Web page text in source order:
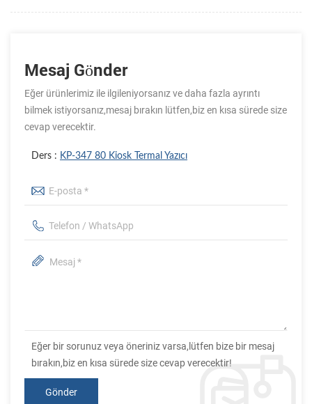
Mesaj Gönder
Eğer ürünlerimiz ile ilgileniyorsanız ve daha fazla ayrıntı
bilmek istiyorsanız,mesaj bırakın lütfen,biz en kısa sürede size
cevap verecektir.
Ders : KP-347 80 Kiosk Termal Yazıcı
Eğer bir sorunuz veya öneriniz varsa,lütfen bize bir mesaj
bırakın,biz en kısa sürede size cevap verecektir!